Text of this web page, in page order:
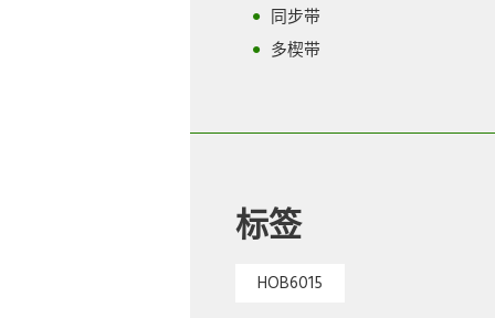
同步带
多楔带
标签
HOB6015